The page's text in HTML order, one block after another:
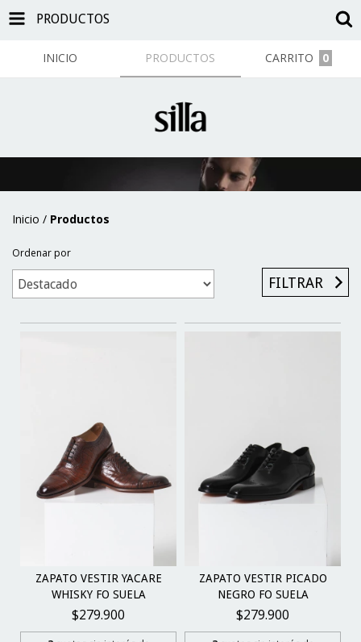
PRODUCTOS
INICIO PRODUCTOS CARRITO 0
Inicio / Productos
Ordenar por
FILTRAR
ZAPATO VESTIR YACARE
WHISKY FO SUELA
$279.900
ZAPATO VESTIR PICADO
NEGRO FO SUELA
$279.900